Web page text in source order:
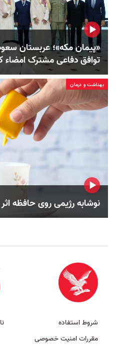
«پیمان مکه»؛ عربستان
توافق دفاعی مشترک امضاء
بهداشت و درمان
نوشابه رژیمی روی حافظه
شروط استفاده
مقررات امنیت خصوصی